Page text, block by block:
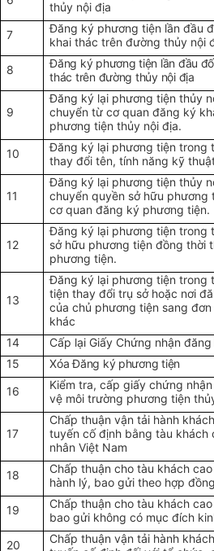
thủy nội địa
7
Đăng ký phương tiện lần đầu
khai thác trên đường thủy nội
8
Đăng ký phương tiện lần đầu
thác trên đường thủy nội địa
9
Đăng ký lại phương tiện thủy
chuyển từ cơ quan đăng ký
phương tiện thủy nội địa.
10
Đăng ký lại phương tiện trong
thay đổi tên, tính năng kỹ
11
Đăng ký lại phương tiện thủy
chuyển quyền sở hữu
cơ quan đăng ký phương tiện.
12
Đăng ký lại phương tiện trong
sở hữu phương tiện đồng thời
phương tiện.
13
Đăng ký lại phương tiện trong
tiện thay đổi trụ sở hoặc nơi
của chủ phương tiện sang
khác
14
Cấp lại Giấy Chứng nhận
15
Xóa Đăng ký phương tiện
16
Kiểm tra, cấp giấy chứng
vệ môi trường phương tiện
17
Chấp thuận vận tải hành
tuyến cố định bằng tàu
nhân Việt Nam
18
Chấp thuận cho tàu khách
hành lý, bao gửi theo hợp
19
Chấp thuận cho tàu khách
bao gửi không có mục đích
20
Chấp thuận vận tải hành